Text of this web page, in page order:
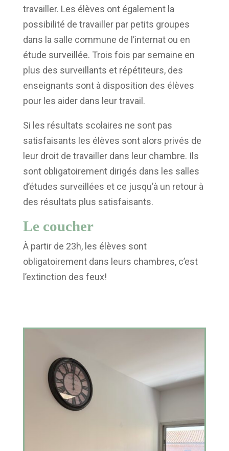
travailler. Les élèves ont également la
possibilité de travailler par petits groupes
dans la salle commune de l’internat ou en
étude surveillée. Trois fois par semaine en
plus des surveillants et répétiteurs, des
enseignants sont à disposition des élèves
pour les aider dans leur travail.
Si les résultats scolaires ne sont pas
satisfaisants les élèves sont alors privés de
leur droit de travailler dans leur chambre. Ils
sont obligatoirement dirigés dans les salles
d’études surveillées et ce jusqu’à un retour à
des résultats plus satisfaisants.
Le coucher
À partir de 23h, les élèves sont
obligatoirement dans leurs chambres, c’est
l’extinction des feux!